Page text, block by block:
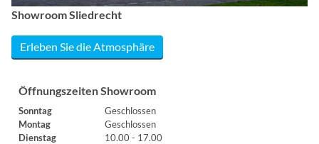
Showroom Sliedrecht
Erleben Sie die Atmosphäre
Öffnungszeiten Showroom
Sonntag
Geschlossen
Montag
Geschlossen
Dienstag
10.00 - 17.00